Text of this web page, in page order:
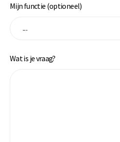
Mijn functie (optioneel)
Wat is je vraag?